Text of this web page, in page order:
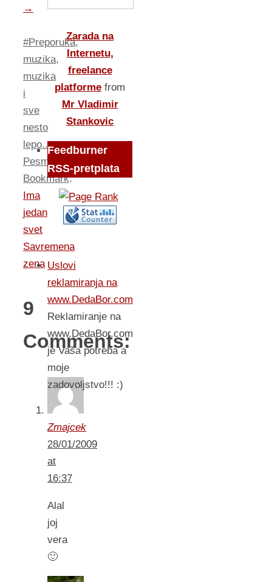
→
#Preporuka,
muzika,
muzika
i
sve
nesto
lepo...,
Pesme
Bookmark.
Ima
jedan
svet
Savremena
zena
9
Comments:
Zmajcek
28/01/2009
at
16:37
Alal
joj
vera
🙂
Zarada na
Internetu,
freelance
platforme from
Mr Vladimir
Stankovic
Feedburner
RSS-pretplata
Uslovi
reklamiranja na
www.DedaBor.com
Reklamiranje na
www.DedaBor.com
je Vaša potreba a
moje
zadovoljstvo!!! :)